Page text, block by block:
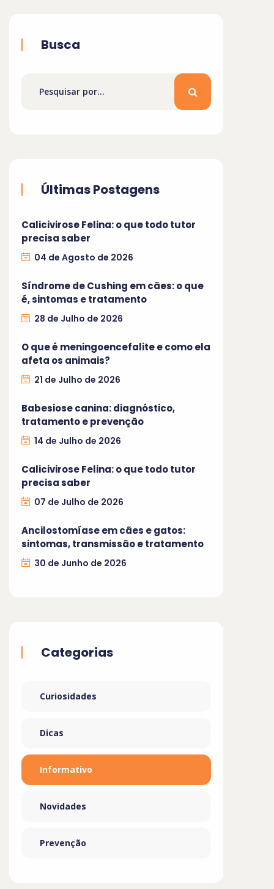
Busca
Últimas Postagens
Calicivirose Felina: o que todo tutor
precisa saber
04 de Agosto de 2026
Síndrome de Cushing em cães: o que
é, sintomas e tratamento
28 de Julho de 2026
O que é meningoencefalite e como ela
afeta os animais?
21 de Julho de 2026
Babesiose canina: diagnóstico,
tratamento e prevenção
14 de Julho de 2026
Calicivirose Felina: o que todo tutor
precisa saber
07 de Julho de 2026
Ancilostomíase em cães e gatos:
sintomas, transmissão e tratamento
30 de Junho de 2026
Categorias
Curiosidades
Dicas
Informativo
Novidades
Prevenção